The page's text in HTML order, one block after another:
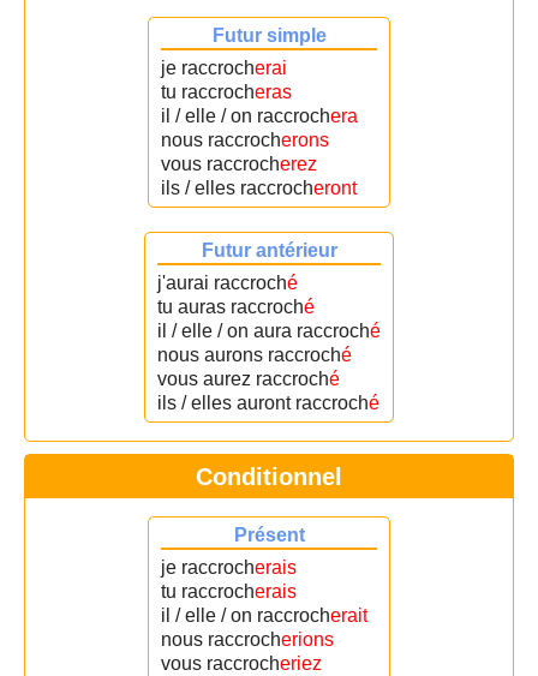
Futur simple
je raccrocherai
tu raccrocheras
il / elle / on raccrochera
nous raccrocherons
vous raccrocherez
ils / elles raccrocheront
Futur antérieur
j'aurai raccroché
tu auras raccroché
il / elle / on aura raccroché
nous aurons raccroché
vous aurez raccroché
ils / elles auront raccroché
Conditionnel
Présent
je raccrocherais
tu raccrocherais
il / elle / on raccrocherait
nous raccrocherions
vous raccrocheriez